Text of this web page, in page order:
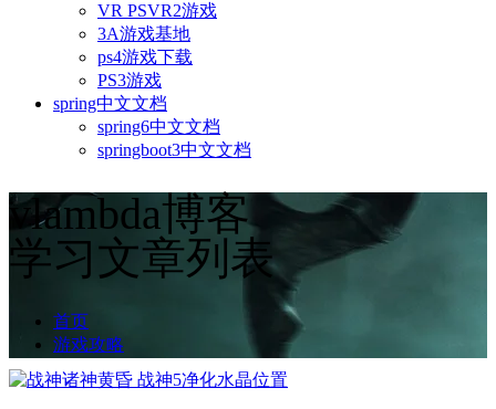
VR PSVR2游戏
3A游戏基地
ps4游戏下载
PS3游戏
spring中文文档
spring6中文文档
springboot3中文文档
vlambda博客
学习文章列表
首页
游戏攻略